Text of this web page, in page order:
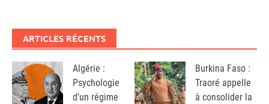
ARTICLES RÉCENTS
Algérie :
Psychologie
d’un régime
Burkina Faso :
Traoré appelle
à consolider la